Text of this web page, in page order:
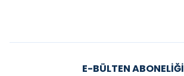
E-BÜLTEN ABONELIĞI